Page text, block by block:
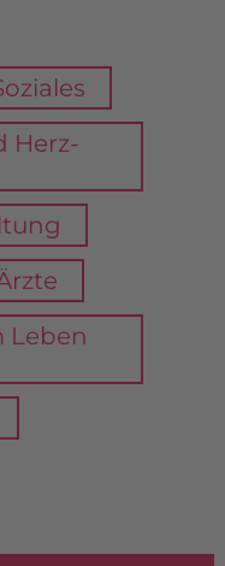
Herz-
Leben